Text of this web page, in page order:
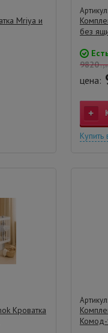
Mriya и
без
9820
цена:
Купить
Кроватка